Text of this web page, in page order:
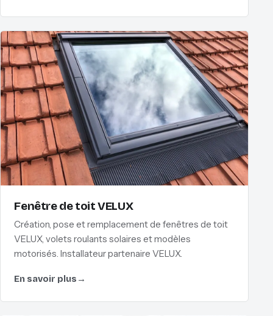
Fenêtre de toit VELUX
Création, pose et remplacement de fenêtres de toit
VELUX, volets roulants solaires et modèles
motorisés. Installateur partenaire VELUX.
En savoir plus →